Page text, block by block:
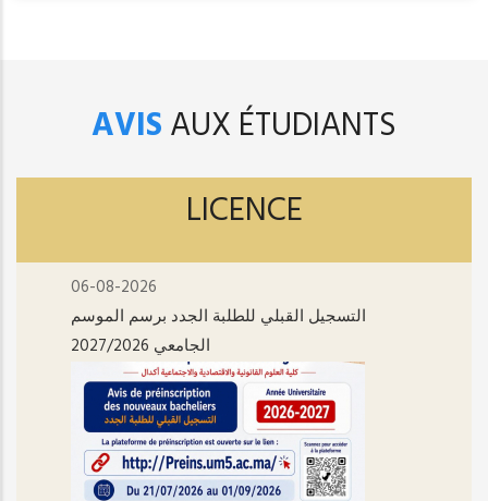
AVISAUX ÉTUDIANTS
LICENCE
06-08-2026
التسجيل القبلي للطلبة الجدد برسم الموسم
الجامعي 2027/2026